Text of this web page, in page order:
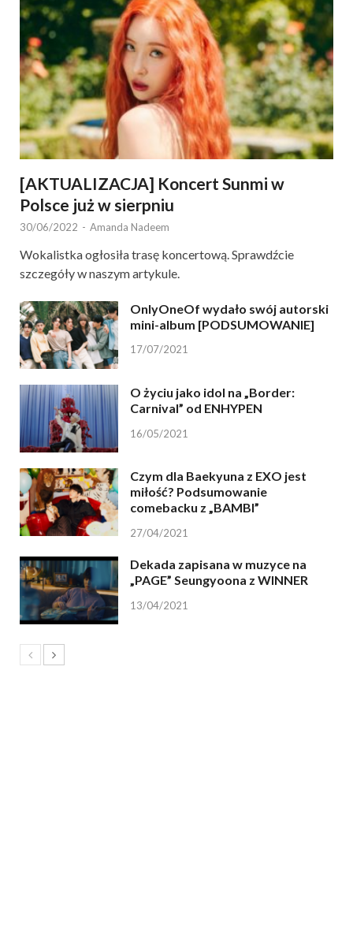
[AKTUALIZACJA] Koncert Sunmi w
Polsce już w sierpniu
30/06/2022 - Amanda Nadeem
Wokalistka ogłosiła trasę koncertową. Sprawdźcie
szczegóły w naszym artykule.
OnlyOneOf wydało swój autorski
mini-album [PODSUMOWANIE]
17/07/2021
O życiu jako idol na „Border:
Carnival” od ENHYPEN
16/05/2021
Czym dla Baekyuna z EXO jest
miłość? Podsumowanie
comebacku z „BAMBI”
27/04/2021
Dekada zapisana w muzyce na
„PAGE” Seungyoona z WINNER
13/04/2021